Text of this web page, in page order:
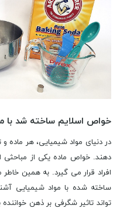
خواص اسلایم ساخته شد با
در دنیای مواد شیمیایی، هر ماده
دهند. خواص ماده یکی از
افراد قرار می گیرد. به همین
ساخته شده با مواد شیمیایی
تواند تاثیر شگرفی بر ذهن